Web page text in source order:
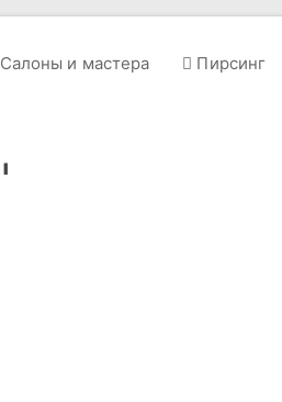
Салоны и мастера Пирсинг